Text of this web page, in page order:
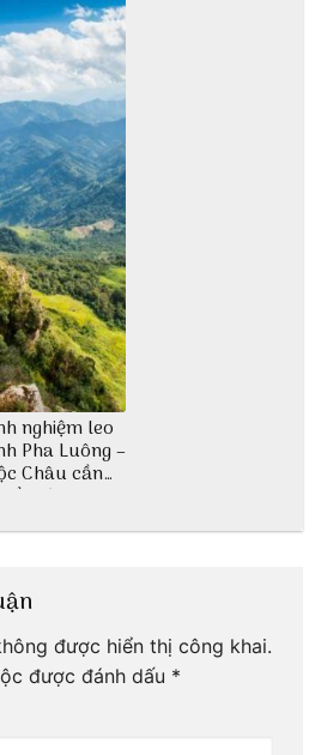
nghiệm leo
Pha Luông –
Châu cần
bị những
được hiển thị công khai.
được đánh dấu *